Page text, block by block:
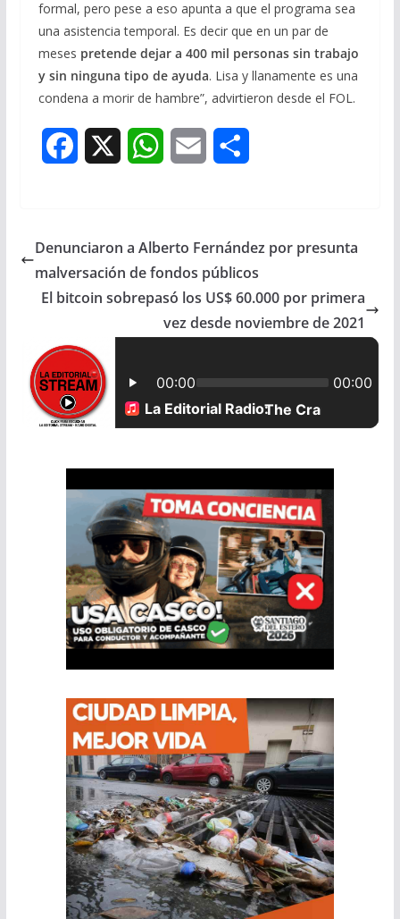
formal, pero pese a eso apunta a que el programa sea
una asistencia temporal. Es decir que en un par de
meses pretende dejar a 400 mil personas sin trabajo
y sin ninguna tipo de ayuda. Lisa y llanamente es una
condena a morir de hambre”, advirtieron desde el FOL.
e
o
k
W
t
A
i
l
r
e
Denunciaron a Alberto Fernández por presunta
malversación de fondos públicos
El bitcoin sobrepasó los US$ 60.000 por primera
vez desde noviembre de 2021